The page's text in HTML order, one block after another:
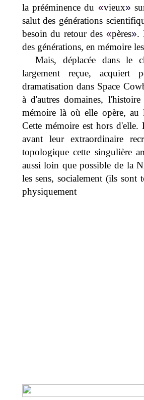
la prééminence du «vieux»
salut des générations
besoin du retour des «pères».
des générations, en mémoire
Mais, déplacée dans le
largement reçue, acquiert
dramatisation dans Space
à d'autres domaines,
mémoire là où elle opère, au
Cette mémoire est hors d'elle.
avant leur extraordinaire
topologique cette singulière
aussi loin que possible de la
les sens, socialement (ils sont
physiquement